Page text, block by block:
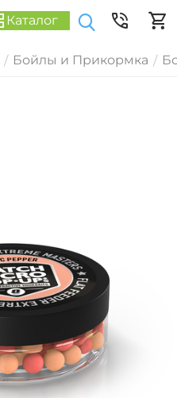
Каталог
/ Бойлы и Прикормка /